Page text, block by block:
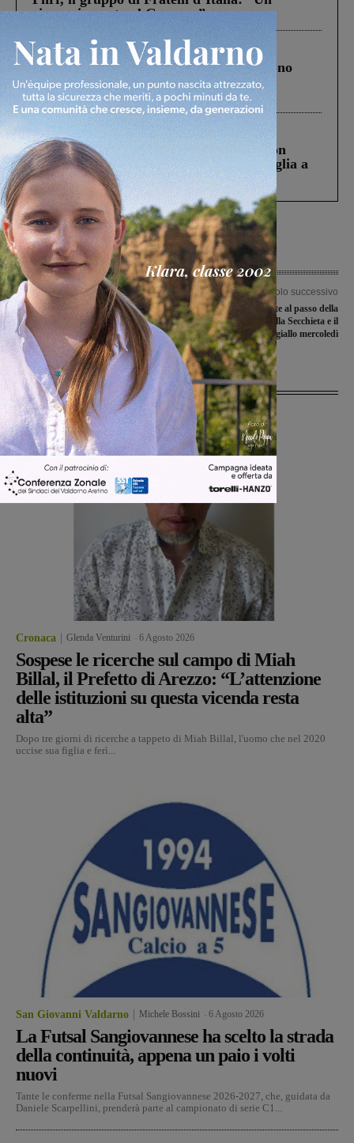
ringraziamento al Governo”
Cronaca 4 Agosto 2026
Un anno fa la strage in A1 in cui morirono
Gianni, Giulia e Franco. Lo schianto, il
processo, lo stop ai sorpassi fra tir....
Cronaca 3 Agosto 2026
Scomparso da una struttura di Castiglion
Fiorentino l’uomo che aveva ucciso la figlia a
Levane nel 2020
Articolo precedente
Scontro nella notte fra pullman e
furgone a Pieve a Maiano: due
persone ferite
Articolo successivo
Prime nevicate al passo della
Consuma, sulla Secchieta e il
Pratomagno. Codice giallo mercoledì
Ultime Notizie
Cronaca Glenda Venturini 6 Agosto 2026
Sospese le ricerche sul campo di Miah
Billal, il Prefetto di Arezzo: “L’attenzione
delle istituzioni su questa vicenda resta
alta”
Dopo tre giorni di ricerche a tappeto di Miah Billal, l'uomo che nel 2020
uccise sua figlia e ferì...
San Giovanni Valdarno Michele Bossini 6 Agosto 2026
La Futsal Sangiovannese ha scelto la strada
della continuità, appena un paio i volti
nuovi
Tante le conferme nella Futsal Sangiovannese 2026-2027, che, guidata da
Daniele Scarpellini, prenderà parte al campionato di serie C1...